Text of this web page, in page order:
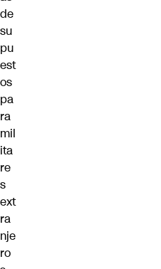
de
su
pu
est
os
pa
ra
mil
ita
re
s
ext
ra
nje
ro